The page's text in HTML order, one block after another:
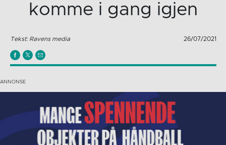
komme i gang igjen
Tekst: Ravens media 26/07/2021